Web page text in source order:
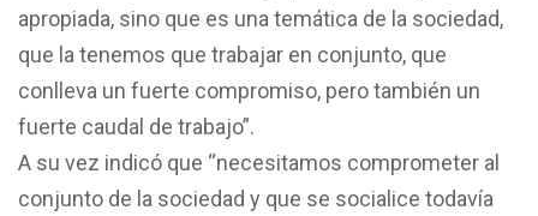
apropiada, sino que es una temática de la sociedad,
que la tenemos que trabajar en conjunto, que
conlleva un fuerte compromiso, pero también un
fuerte caudal de trabajo”.
A su vez indicó que “necesitamos comprometer al
conjunto de la sociedad y que se socialice todavía